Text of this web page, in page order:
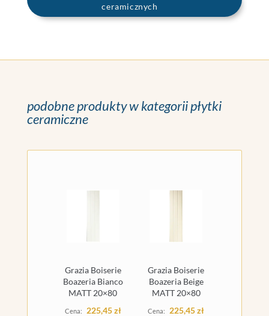
ceramicznych
podobne produkty w kategorii płytki
ceramiczne
Grazia Boiserie
Boazeria Bianco
MATT 20×80
225,45zł
Grazia Boiserie
Boazeria Beige
MATT 20×80
225,45zł